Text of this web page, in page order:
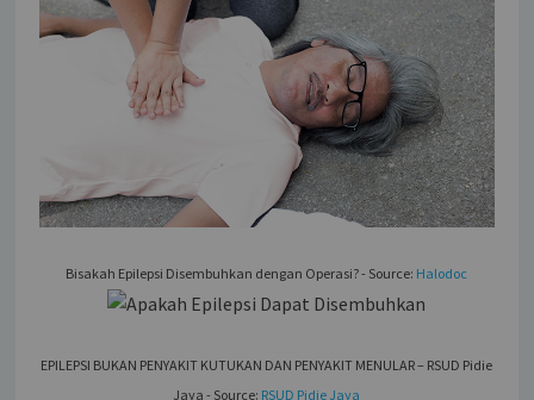
Bisakah Epilepsi Disembuhkan dengan Operasi? - Source: Halodoc
EPILEPSI BUKAN PENYAKIT KUTUKAN DAN PENYAKIT MENULAR – RSUD Pidie
Jaya - Source: RSUD Pidie Jaya